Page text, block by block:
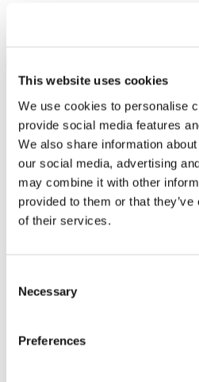
This website uses cookies
We use cookies to personalise
provide social media features
We also share information
our social media, advertising
may combine it with other
provided to them or that
of their services.
Selection
Necessary
Preferences
eventos